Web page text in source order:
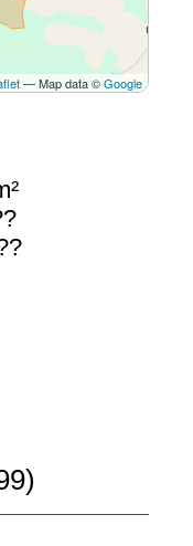
— Map data ©Google
)